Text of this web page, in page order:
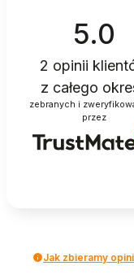
5.0
2 opinii
z całego
zebranych i
przez
Jak zbieramy